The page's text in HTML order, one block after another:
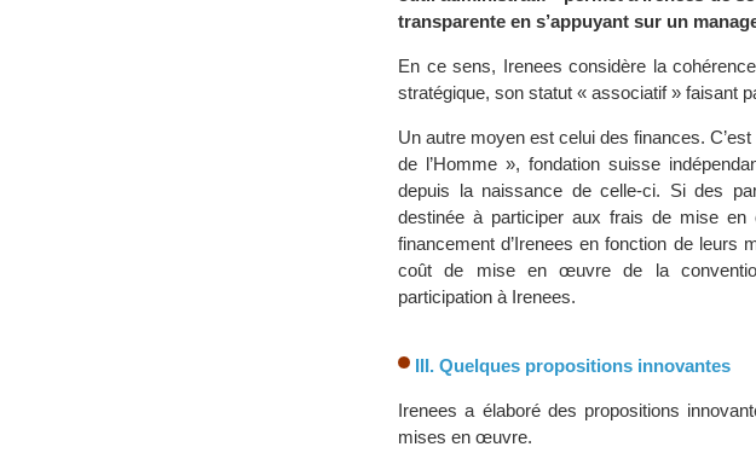
transparente en s’appuyant sur un
En ce sens, Irenees considère la
stratégique, son statut « associatif » faisant
Un autre moyen est celui des finances.
de l’Homme », fondation suisse
depuis la naissance de celle-ci. Si des
destinée à participer aux frais de mise
financement d’Irenees en fonction de leurs
coût de mise en œuvre de la
participation à Irenees.
III. Quelques propositions innovantes
Irenees a élaboré des propositions
mises en œuvre.